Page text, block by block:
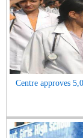
Centre approves